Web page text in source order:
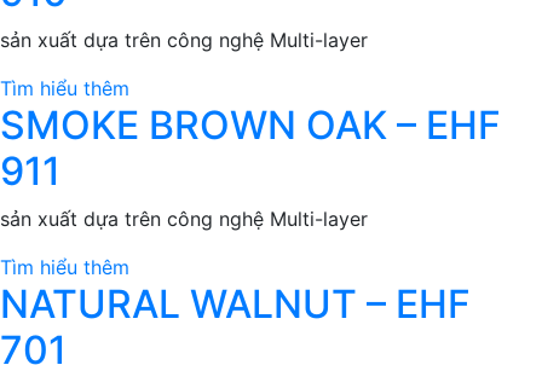
sản xuất dựa trên công nghệ Multi-layer
Tìm hiểu thêm
SMOKE BROWN OAK – EHF
911
sản xuất dựa trên công nghệ Multi-layer
Tìm hiểu thêm
NATURAL WALNUT – EHF
701